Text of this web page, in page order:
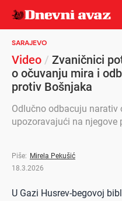
SARAJEVO
Video / Zvaničnici
o očuvanju mira i
protiv Bošnjaka
Odlučno odbacuju narativ
upozoravajući na njegove
Piše: Mirela Pekušić
18.3.2026
U Gazi Husrev-begovoj